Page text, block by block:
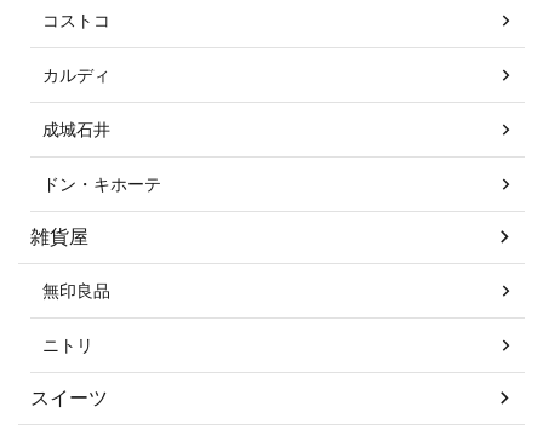
コストコ
カルディ
成城石井
ドン・キホーテ
雑貨屋
無印良品
ニトリ
スイーツ